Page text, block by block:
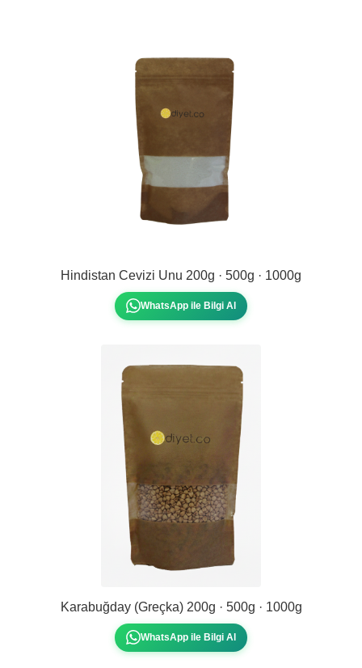
Hindistan Cevizi Unu 200g · 500g · 1000g
WhatsApp ile Bilgi Al
Karabuğday (Greçka) 200g · 500g · 1000g
WhatsApp ile Bilgi Al